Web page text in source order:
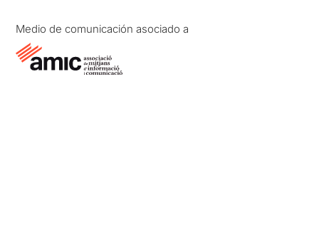
Medio de comunicación asociado a